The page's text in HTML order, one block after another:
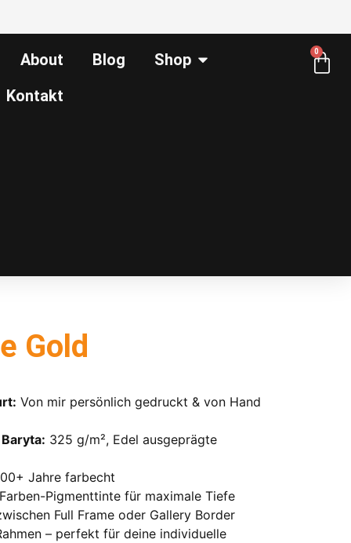
About Blog
Shop
Kontakt
0
Gold
Von mir persönlich gedruckt & von Hand
325 g/m², Edel ausgeprägte
Jahre farbecht
Pigmenttinte für maximale Tiefe
Full Frame oder Gallery Border
– perfekt für deine individuelle